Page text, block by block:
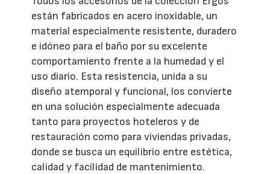
están fabricados en acero inoxidable, un
material especialmente resistente, duradero
e idóneo para el baño por su excelente
comportamiento frente a la humedad y el
uso diario. Esta resistencia, unida a su
diseño atemporal y funcional, los convierte
en una solución especialmente adecuada
tanto para proyectos hoteleros y de
restauración como para viviendas privadas,
donde se busca un equilibrio entre estética,
calidad y facilidad de mantenimiento.